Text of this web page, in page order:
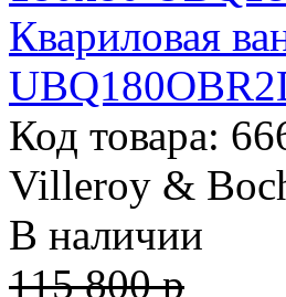
Квариловая
Код товара:
Villeroy &
В наличии
115 800 р